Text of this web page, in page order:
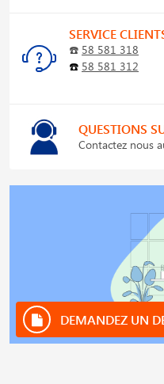
SERVICE
☎️ 58 581 318
☎️ 58 581 312
QUESTIONS
Contactez nous
DEMANDEZ UN